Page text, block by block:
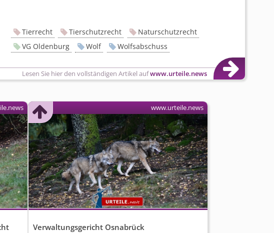
Lesen Sie hier den vollständigen Artikel aufwww.urteile.news
Tierrecht Tierschutzrecht
Naturschutzrecht
VG Oldenburg
Wolf Wolfsabschuss
Verwaltungsgericht Osnabrück
www.urteile.news